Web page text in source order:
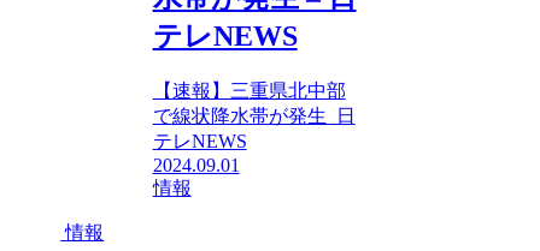
テレNEWS
【速報】三重県北中部
で線状降水帯が発生 日
テレNEWS
2024.09.01
情報
情報